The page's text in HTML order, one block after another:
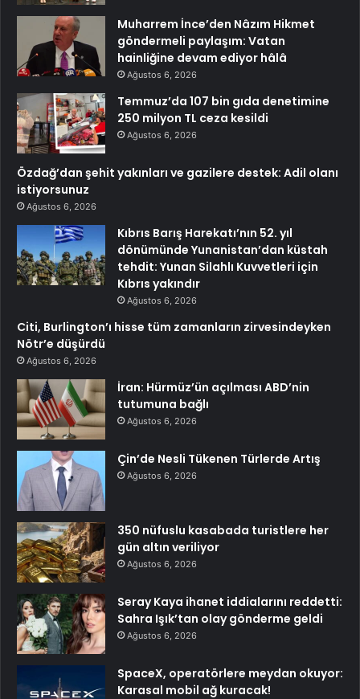
Muharrem İnce’den Nâzım Hikmet
göndermeli paylaşım: Vatan
hainliğine devam ediyor hâlâ
Ağustos 6, 2026
Temmuz’da 107 bin gıda denetimine
250 milyon TL ceza kesildi
Ağustos 6, 2026
Özdağ’dan şehit yakınları ve gazilere destek: Adil olanı
istiyorsunuz
Ağustos 6, 2026
Kıbrıs Barış Harekatı’nın 52. yıl
dönümünde Yunanistan’dan küstah
tehdit: Yunan Silahlı Kuvvetleri için
Kıbrıs yakındır
Ağustos 6, 2026
Citi, Burlington’ı hisse tüm zamanların zirvesindeyken
Nötr’e düşürdü
Ağustos 6, 2026
İran: Hürmüz’ün açılması ABD’nin
tutumuna bağlı
Ağustos 6, 2026
Çin’de Nesli Tükenen Türlerde Artış
Ağustos 6, 2026
350 nüfuslu kasabada turistlere her
gün altın veriliyor
Ağustos 6, 2026
Seray Kaya ihanet iddialarını reddetti:
Sahra Işık’tan olay gönderme geldi
Ağustos 6, 2026
SpaceX, operatörlere meydan okuyor:
Karasal mobil ağ kuracak!